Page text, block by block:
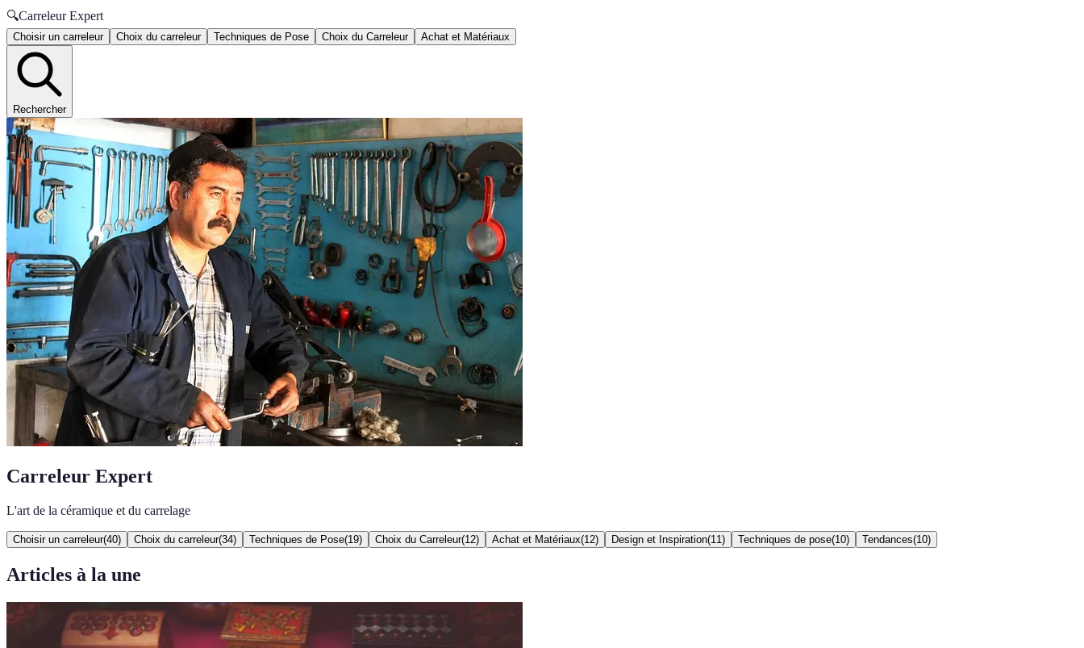
🔍Carreleur Expert
Choisir un carreleur Choix du carreleur Techniques de Pose Choix du Carreleur Achat et Matériaux
Rechercher
Carreleur Expert
L'art de la céramique et du carrelage
Choisir un carreleur(40) Choix du carreleur(34) Techniques de Pose(19) Choix du Carreleur(12) Achat et Matériaux(12) Design et Inspiration(11 ) Techniques de pose(10) Tendances(10)
Articles à la une